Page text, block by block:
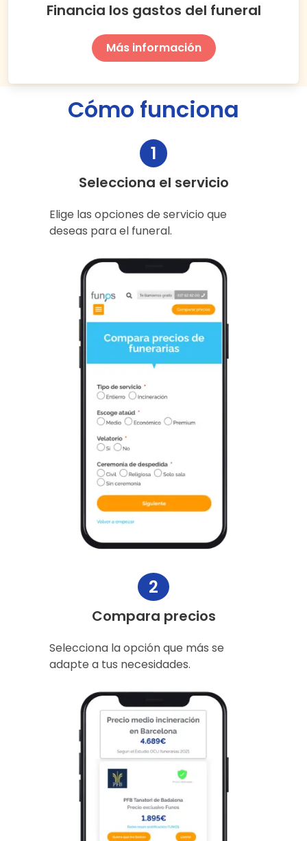
Financia los gastos del funeral
Más información
Cómo funciona
1
Selecciona el servicio
Elige las opciones de servicio que
deseas para el funeral.
2
Compara precios
Selecciona la opción que más se
adapte a tus necesidades.